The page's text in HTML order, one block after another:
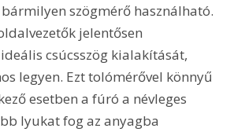
szögmérő használható.
jelentősen
csúcsszög kialakítását,
legyen. Ezt tolómérővel könnyű
esetben a fúró a névleges
lyukat fog az anyagba